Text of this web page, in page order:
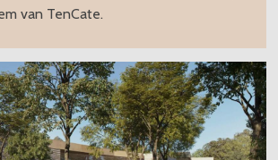
van TenCate.